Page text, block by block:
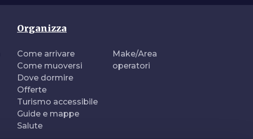
Organizza
Come arrivare
Come muoversi
Dove dormire
Offerte
Turismo accessibile
Guide e mappe
Salute
Make/Area
operatori